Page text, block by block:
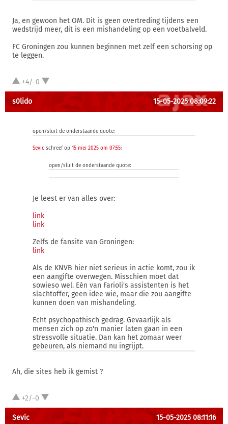
Ja, en gewoon het OM. Dit is geen overtreding tijdens een
wedstrijd meer, dit is een mishandeling op een voetbalveld.
FC Groningen zou kunnen beginnen met zelf een schorsing op
te leggen.
+4/-0
s0lido 15-05-2025 08:09:22
open/sluit de onderstaande quote:
Sevic schreef op 15 mei 2025 om 07:55:
open/sluit de onderstaande quote:
Je leest er van alles over:
link
link
Zelfs de fansite van Groningen:
link
Als de KNVB hier niet serieus in actie komt, zou ik
een aangifte overwegen. Misschien moet dat
sowieso wel. Eén van Farioli's assistenten is het
slachtoffer, geen idee wie, maar die zou aangifte
kunnen doen van mishandeling.
Echt psychopathisch gedrag. Gevaarlijk als
mensen zich op zo'n manier laten gaan in een
stressvolle situatie. Dan kan het zomaar weer
gebeuren, als niemand nu ingrijpt.
Ah, die sites heb ik gemist ?
+2/-0
Sevic 15-05-2025 08:11:16